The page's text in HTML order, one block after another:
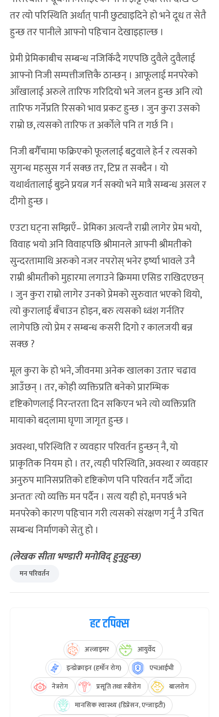
तर त्यो परिस्थिति अर्थात् पानी छुट्याइदिने हो भने दूध त सेतै
हुन्छ तर पानीले आफ्नो पहिचान देखाइहाल्छ ।
प्रेमी प्रेमिकाबीच सम्बन्ध नजिकिँदै गएपछि दुवैले दुवैलाई
आफ्नो निजी सम्पत्तीजत्तिकै ठान्छन् । आफूलाई मनपरेको
आँखालाई अरुले तारिफ गरिदियो भने जलन हुन्छ अनि त्यो
तारिफ गर्नेप्रति रिसको भाव प्रकट हुन्छ । जुन कुरा उसको
राम्रो छ, त्यसको तारिफ त अर्कोले पनि त गर्छ नि ।
निजी बगैँचामा फक्रिएको फूललाई बटुवाले हेर्न र त्यसको
सुगन्ध महसुस गर्न सक्छ तर, टिप्न त सक्दैन । यो
यथार्थतालाई बुझ्ने प्रयत्न गर्न सक्यो भने मात्रै सम्बन्ध असल र
दीगो हुन्छ ।
एउटा घट्ना सम्झिएँ– प्रेमिका अत्यन्तै राम्री लागेर प्रेम भयो,
विवाह भयो अनि विवाहपछि श्रीमानले आफ्नी श्रीमतीको
सुन्दरतामाथि अरुको नजर नपरोस् भनेर इर्ष्या भावले उनै
राम्री श्रीमतीको मुहारमा लगाउने क्रिममा एसिड राखिदएछन्
। जुन कुरा राम्रो लागेर उनको प्रेमको सुरुवात भएको थियो,
त्यो कुरालाई बँचाउन होइन, बरु त्यसको ध्वंश गर्नतिर
लागेपछि त्यो प्रेम र सम्बन्ध कसरी दिगो र कालजयी बन्न
सक्छ ?
मूल कुरा के हो भने, जीवनमा अनेक खालका उतार चढाव
आउँछन् । तर, कोही व्यक्तिप्रति बनेको प्रारम्भिक
दृष्टिकोणलाई निरन्तरता दिन सकिएन भने त्यो व्यक्तिप्रति
मायाको बद्लामा घृणा जागृत हुन्छ ।
अवस्था, परिस्थिति र व्यवहार परिवर्तन हुन्छन् नै, यो
प्राकृतिक नियम हो । तर, त्यही परिस्थिति, अवस्था र व्यवहार
अनुरुप मानिसप्रतिको दृष्टिकोण पनि परिवर्तन गर्दै जाँदा
अन्ततः त्यो व्यक्ति मन पर्दैन । सत्य यही हो, मनपर्छ भने
मनपरेको कारण पहिचान गरी त्यसको संरक्षण गर्नु नै उचित
सम्बन्ध निर्माणको सेतु हो ।
(लेखक सीता भण्डारी मनोविद् हुनुहुन्छ)
मन परिवर्तन
हट टपिक्स
अल्जाइमर
आयुर्वेद
इन्डोक्राइन (हर्मोन रोग)
एचआईभी
नेत्ररोग
प्रसूति तथा स्त्रीरोग
बालरोग
मानसिक स्वास्थ्य (डिप्रेसन, एन्जाइटी)